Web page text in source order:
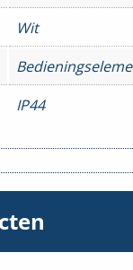
Wit
IP44
Inbouw